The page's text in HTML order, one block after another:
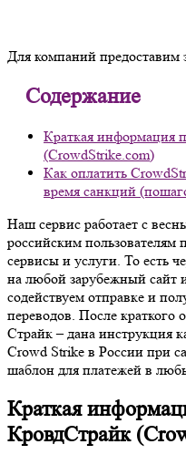
Для компаний
Содержание
Краткая информация
(CrowdStrike.com)
Как оплатить
время санкций
Наш сервис работает с
российским пользователям
сервисы и услуги. То есть
на любой зарубежный сайт
содействуем отправке и
переводов. После краткого
Страйк – дана инструкция
Crowd Strike в России при
шаблон для платежей в
Краткая
КровдСтрайк